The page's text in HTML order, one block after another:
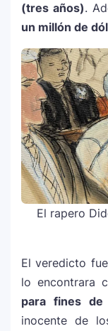
(tres años).
un millón de
El rapero
El veredicto
lo encontrara
para fines de
inocente de